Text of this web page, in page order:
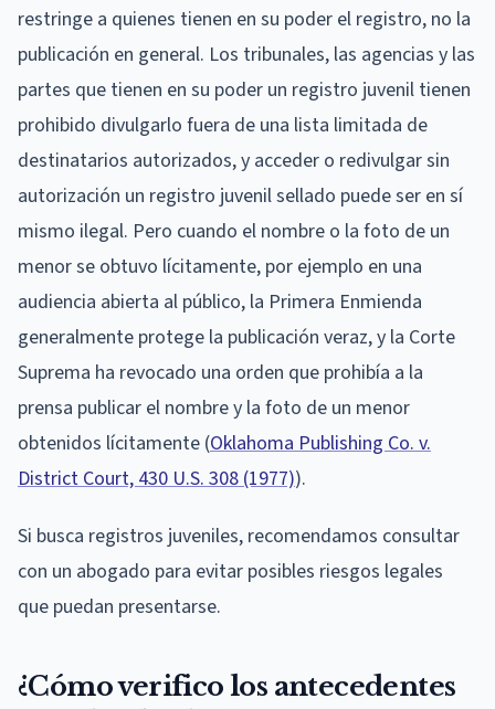
restringe a quienes tienen en su poder el registro, no la
publicación en general. Los tribunales, las agencias y las
partes que tienen en su poder un registro juvenil tienen
prohibido divulgarlo fuera de una lista limitada de
destinatarios autorizados, y acceder o redivulgar sin
autorización un registro juvenil sellado puede ser en sí
mismo ilegal. Pero cuando el nombre o la foto de un
menor se obtuvo lícitamente, por ejemplo en una
audiencia abierta al público, la Primera Enmienda
generalmente protege la publicación veraz, y la Corte
Suprema ha revocado una orden que prohibía a la
prensa publicar el nombre y la foto de un menor
obtenidos lícitamente (Oklahoma Publishing Co. v.
District Court, 430 U.S. 308 (1977)).
Si busca registros juveniles, recomendamos consultar
con un abogado para evitar posibles riesgos legales
que puedan presentarse.
¿Cómo verifico los antecedentes